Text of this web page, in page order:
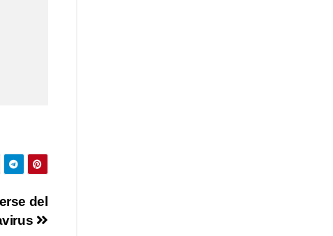
del